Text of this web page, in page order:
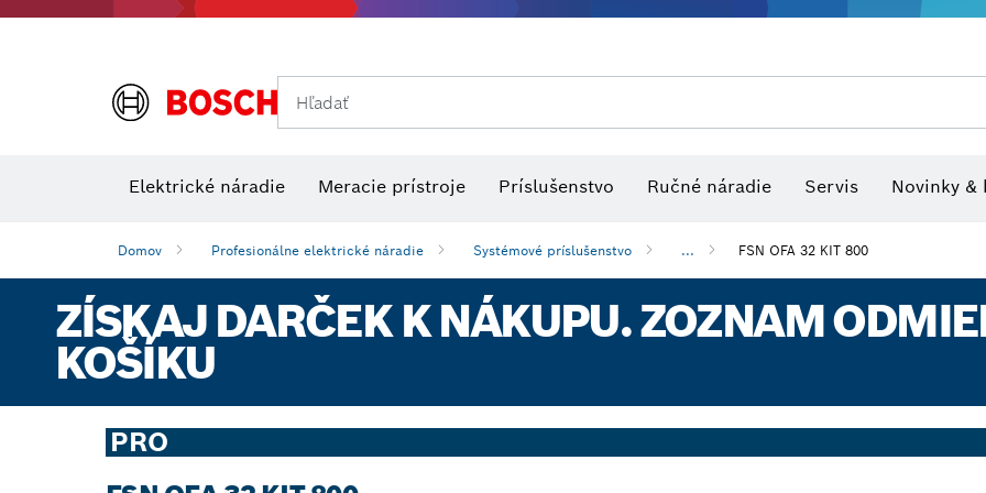
Hľadať
Elektrické náradie Meracie prístroje Príslušenstvo Ručné náradie Servis Novinky &
Domov Profesionálne elektrické náradie Systémové príslušenstvo ... FSN OFA 32 KIT 800
ZÍSKAJ DARČEK K NÁKUPU. ZOZNAM
KOŠÍKU
PRO